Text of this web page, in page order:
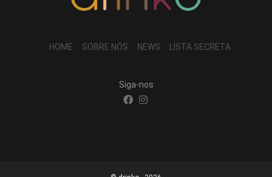
HOME SOBRE NÓS NEWS LISTA SECRETA
Siga-nos